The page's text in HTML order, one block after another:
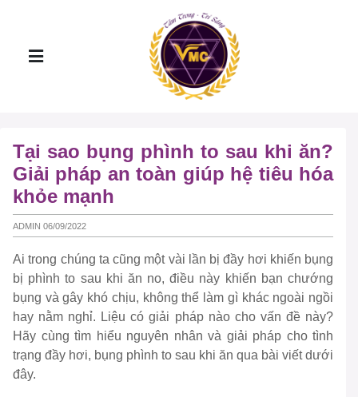
Tại sao bụng phình to sau khi ăn?
Giải pháp an toàn giúp hệ tiêu hóa
khỏe mạnh
ADMIN 06/09/2022
Ai trong chúng ta cũng một vài lần bị đầy hơi khiến bụng
bị phình to sau khi ăn no, điều này khiến bạn chướng
bụng và gây khó chịu, không thể làm gì khác ngoài ngồi
hay nằm nghỉ. Liệu có giải pháp nào cho vấn đề này?
Hãy cùng tìm hiểu nguyên nhân và giải pháp cho tình
trạng đầy hơi, bụng phình to sau khi ăn qua bài viết dưới
đây.